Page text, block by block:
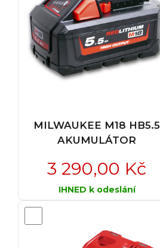
MILWAUKEE M18 HB5.5
AKUMULÁTOR
3 290,00 Kč
IHNED k odeslání